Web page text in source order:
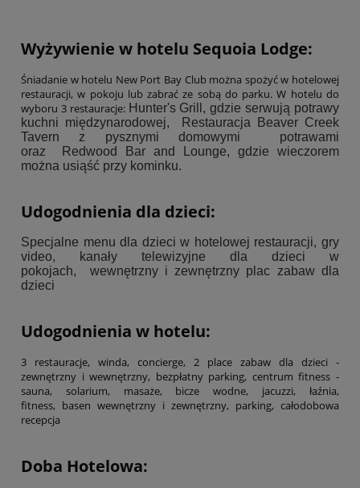
Wyżywienie w hotelu Sequoia Lodge:
Śniadanie w hotelu New Port Bay Club można spożyć w hotelowej
restauracji, w pokoju lub zabrać ze sobą do parku. W hotelu do
wyboru 3 restauracje: Hunter's Grill, gdzie serwują potrawy
kuchni międzynarodowej, Restauracja Beaver Creek
Tavern z pysznymi domowymi potrawami
oraz Redwood Bar and Lounge, gdzie wieczorem
można usiąść przy kominku.
Udogodnienia dla dzieci:
Specjalne menu dla dzieci w hotelowej restauracji, gry
video, kanały telewizyjne dla dzieci w
pokojach, wewnętrzny i zewnętrzny plac zabaw dla
dzieci
Udogodnienia w hotelu:
3 restauracje, winda, concierge, 2 place zabaw dla dzieci -
zewnętrzny i wewnętrzny, bezpłatny parking, centrum fitness -
sauna, solarium, masaże, bicze wodne, jacuzzi, łaźnia,
fitness, basen wewnętrzny i zewnętrzny, parking, całodobowa
recepcja
Doba Hotelowa: